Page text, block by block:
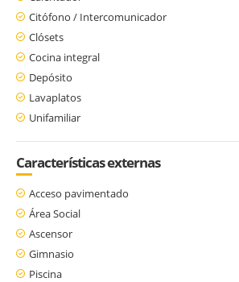
Citófono / Intercomunicador
Clósets
Cocina integral
Depósito
Lavaplatos
Unifamiliar
Características externas
Acceso pavimentado
Área Social
Ascensor
Gimnasio
Piscina